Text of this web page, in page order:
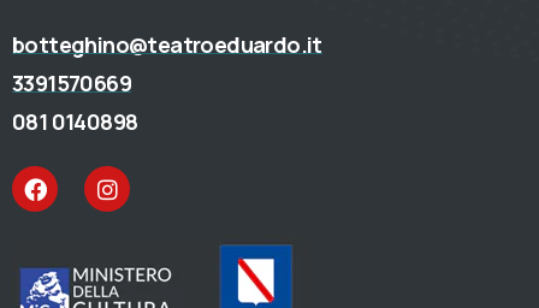
botteghino@teatroeduardo.it
3391570669
081 0140898